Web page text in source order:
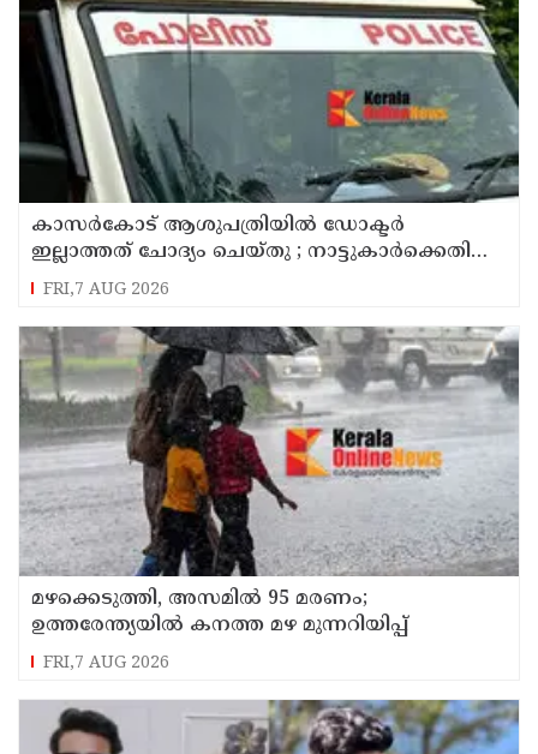
കാസർകോട് ആശുപത്രിയിൽ ഡോക്ടർ
ഇല്ലാത്തത് ചോദ്യം ചെയ്തു ; നാട്ടുകാർക്കെതിരെ
കേസെടുത്ത് പൊലീസ്
FRI,7 AUG 2026
മഴക്കെടുത്തി, അസമിൽ 95 മരണം;
ഉത്തരേന്ത്യയില്‍ കനത്ത മഴ മുന്നറിയിപ്പ്
FRI,7 AUG 2026